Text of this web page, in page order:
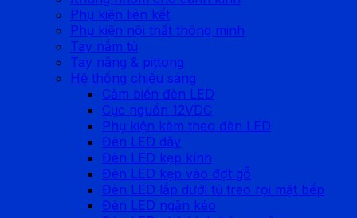
Phụ kiện liên kết
Phụ kiện nội thất thông minh
Tay nắm tủ
Tay nâng & pittong
Hệ thống chiếu sáng
Cảm biến đèn LED
Cục nguồn 12VDC
Phụ kiện kèm theo đèn LED
Đèn LED dây
Đèn LED kẹp kính
Đèn LED kẹp vào đợt gỗ
Đèn LED lắp dưới tủ treo rọi mặt bếp
Đèn LED ngăn kéo